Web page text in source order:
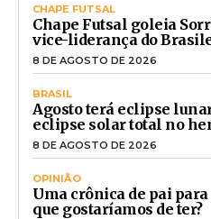
CHAPE FUTSAL
Chape Futsal goleia
vice-liderança do
8 DE AGOSTO DE 2026
BRASIL
Agosto terá eclipse
eclipse solar total no
8 DE AGOSTO DE 2026
OPINIÃO
Uma crônica de pai
que gostaríamos de ter?